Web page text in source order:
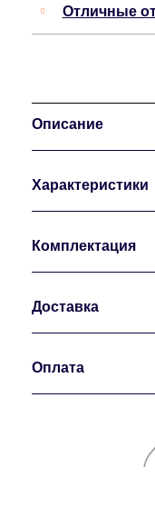
Отличные
Описание
Характеристики
Комплектация
Доставка
Оплата